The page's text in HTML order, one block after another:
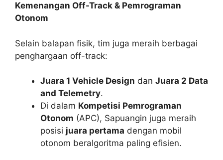
Kemenangan Off-Track & Pemrograman
Otonom
Selain balapan fisik, tim juga meraih berbagai
penghargaan off-track:
Juara 1 Vehicle Design dan Juara 2 Data
and Telemetry.
Di dalam Kompetisi Pemrograman
Otonom (APC), Sapuangin juga meraih
posisi juara pertama dengan mobil
otonom beralgoritma paling efisien.